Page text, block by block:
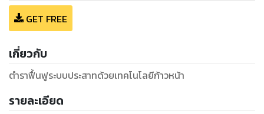
GET FREE
เกี่ยวกับ
ตำราฟื้นฟูระบบประสาทด้วยเทคโนโลยีก้าวหน้า
รายละเอียด